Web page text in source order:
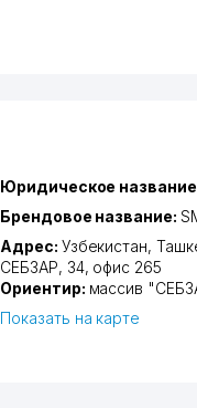
Юридическое
Брендовое название:
Адрес: Узбекистан,
СЕБЗАР, 34, офис 265
Ориентир: массив
Показать на карте